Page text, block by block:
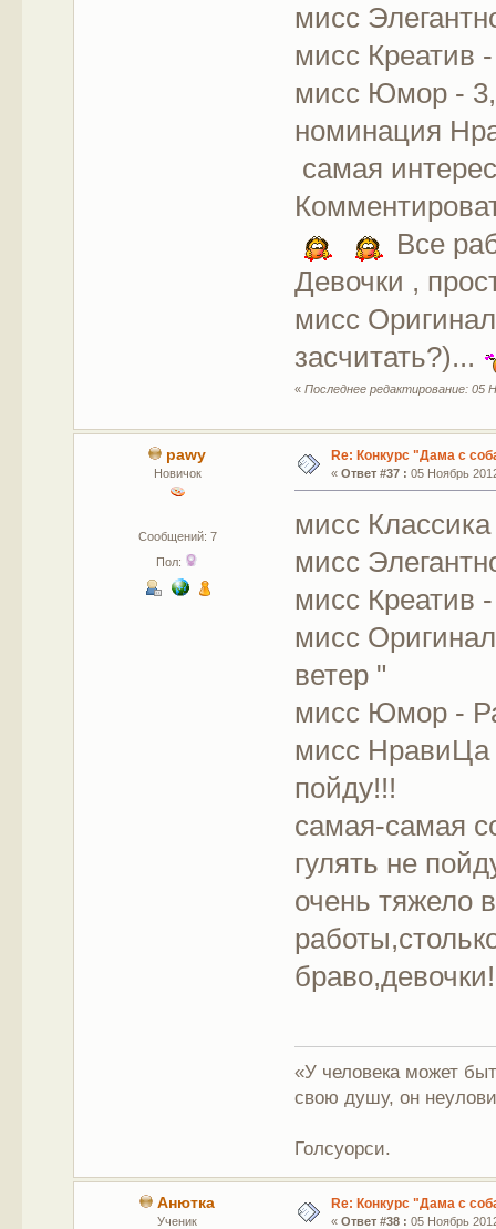
мисс
мисс Креатив
мисс Юмор - 3,
номинация
самая
Все
Девочки ,
мисс
засчитать?)...
«Последнее редактирование: 05
pawy
Новичок
Сообщений: 7
Пол:
Re: Конкурс "Дама с
« Ответ #37 : 05 Ноябрь
мисс
мисс
мисс Креатив
мисс
ветер "
мисс Юмор -
мисс НравиЦа
пойду!!!
самая-самая
гулять не
очень тяжело
«У человека может
свою душу, он
Голсуорси.
Анютка
Ученик
Re: Конкурс "Дама с
« Ответ #38 : 05 Ноябрь